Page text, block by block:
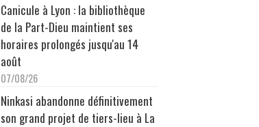
Canicule à Lyon : la bibliothèque
de la Part-Dieu maintient ses
horaires prolongés jusqu'au 14
août
07/08/26
Ninkasi abandonne définitivement
son grand projet de tiers-lieu à La